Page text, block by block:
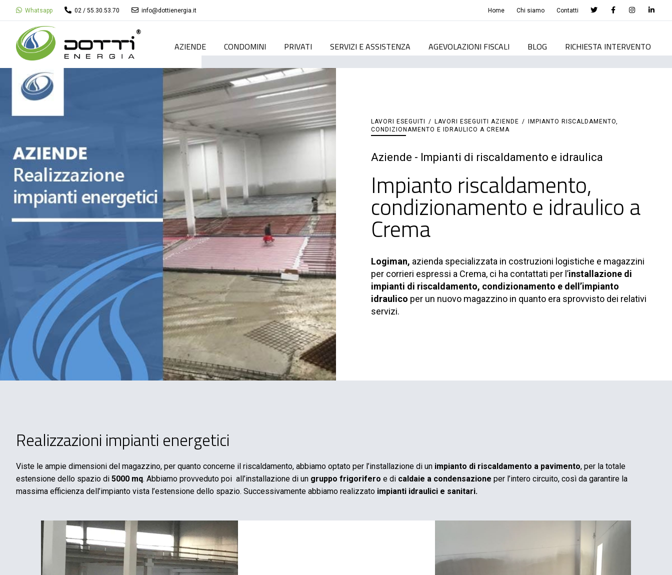
Whatsapp 02 / 55.30.53.70 info@dottienergia.it Home Chi siamo Contatti
AZIENDE CONDOMINI PRIVATI SERVIZI E ASSISTENZA AGEVOLAZIONI FISCALI BLOG RICHIESTA INTERVENTO
LAVORI ESEGUITI / LAVORI ESEGUITI AZIENDE /
IMPIANTO RISCALDAMENTO,
CONDIZIONAMENTO E IDRAULICO A CREMA
Aziende - Impianti di riscaldamento e idraulica
Impianto riscaldamento,
condizionamento e idraulico a
Crema
Logiman, azienda specializzata in costruzioni logistiche e magazzini
per corrieri espressi a Crema, ci ha contattati per l’installazione di
impianti di riscaldamento, condizionamento e dell’impianto
idraulico per un nuovo magazzino in quanto era sprovvisto dei relativi
servizi.
Realizzazioni impianti energetici
Viste le ampie dimensioni del magazzino, per quanto concerne il riscaldamento, abbiamo optato per l’installazione di un impianto di riscaldamento a pavimento, per la totale
estensione dello spazio di 5000 mq. Abbiamo provveduto poi all’installazione di un gruppo frigorifero e di caldaie a condensazione per l’intero circuito, così da garantire la
massima efficienza dell’impianto vista l’estensione dello spazio. Successivamente abbiamo realizzato impianti idraulici e sanitari.